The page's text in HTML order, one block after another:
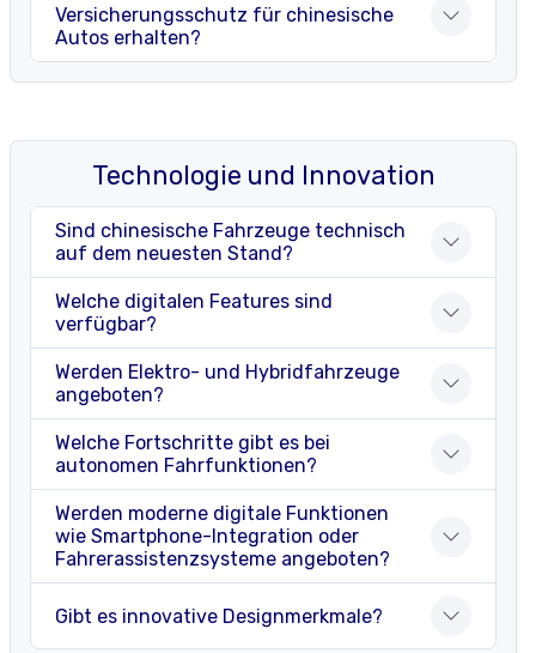
Versicherungsschutz für chinesische
Autos erhalten?
Technologie und Innovation
Sind chinesische Fahrzeuge technisch
auf dem neuesten Stand?
Welche digitalen Features sind
verfügbar?
Werden Elektro- und Hybridfahrzeuge
angeboten?
Welche Fortschritte gibt es bei
autonomen Fahrfunktionen?
Werden moderne digitale Funktionen
wie Smartphone-Integration oder
Fahrerassistenzsysteme angeboten?
Gibt es innovative Designmerkmale?